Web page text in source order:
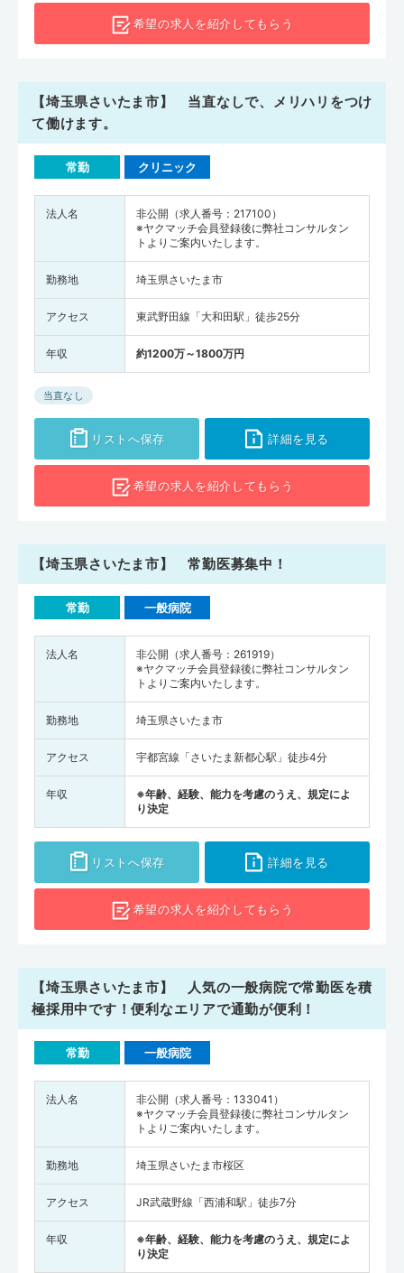
希望の求人を紹介してもらう
【埼玉県さいたま市】 当直なしで、メリハリをつけ
て働けます。
常勤 クリニック
法人名
非公開（求人番号：217100）
※ヤクマッチ会員登録後に弊社コンサルタン
トよりご案内いたします。
勤務地 埼玉県さいたま市
アクセス 東武野田線「大和田駅」徒歩25分
年収 約1200万～1800万円
当直なし
リストへ保存 詳細を見る
希望の求人を紹介してもらう
【埼玉県さいたま市】 常勤医募集中！
常勤 一般病院
法人名
非公開（求人番号：261919）
※ヤクマッチ会員登録後に弊社コンサルタン
トよりご案内いたします。
勤務地 埼玉県さいたま市
アクセス 宇都宮線「さいたま新都心駅」徒歩4分
年収
※年齢、経験、能力を考慮のうえ、規定によ
り決定
リストへ保存 詳細を見る
希望の求人を紹介してもらう
【埼玉県さいたま市】 人気の一般病院で常勤医を積
極採用中です！便利なエリアで通勤が便利！
常勤 一般病院
法人名
非公開（求人番号：133041）
※ヤクマッチ会員登録後に弊社コンサルタン
トよりご案内いたします。
勤務地 埼玉県さいたま市桜区
アクセス JR武蔵野線「西浦和駅」徒歩7分
年収
※年齢、経験、能力を考慮のうえ、規定によ
り決定